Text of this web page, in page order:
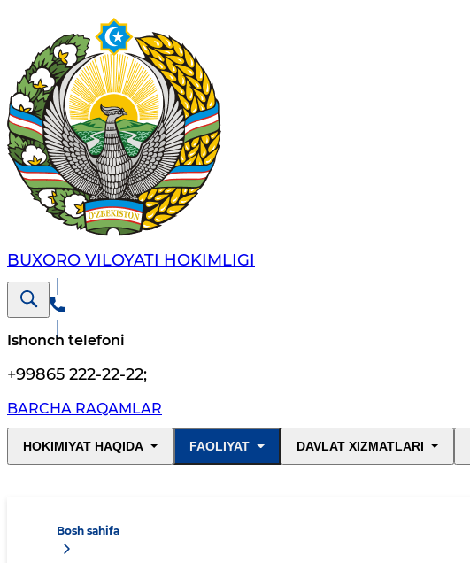
BUXORO VILOYATI HOKIMLIGI
Ishonch telefoni
+99865 222-22-22;
BARCHA RAQAMLAR
HOKIMIYAT HAQIDA FAOLIYAT DAVLAT XIZMATLARI
Bosh sahifa